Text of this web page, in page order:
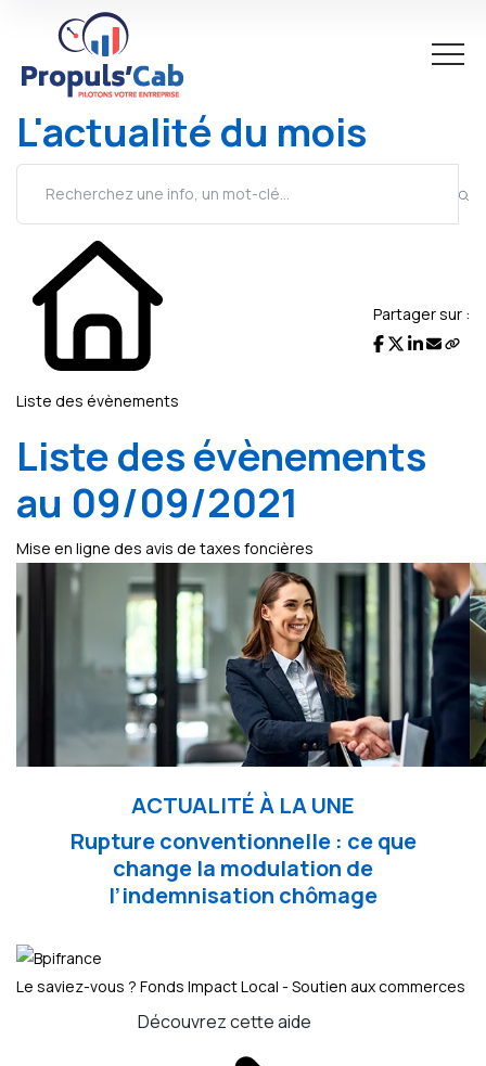
L'actualité du mois
Liste des évènements
Partager sur :
Liste des évènements
au 09/09/2021
Mise en ligne des avis de taxes foncières
ACTUALITÉ À LA UNE
Rupture conventionnelle : ce que
change la modulation de
l’indemnisation chômage
Le saviez-vous ? Fonds Impact Local - Soutien aux commerces
Découvrez cette aide